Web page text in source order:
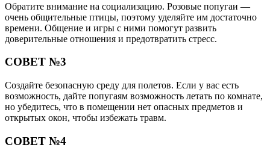
Обратите внимание на социализацию. Розовые попугаи —
очень общительные птицы, поэтому уделяйте им достаточно
времени. Общение и игры с ними помогут развить
доверительные отношения и предотвратить стресс.
СОВЕТ №3
Создайте безопасную среду для полетов. Если у вас есть
возможность, дайте попугаям возможность летать по комнате,
но убедитесь, что в помещении нет опасных предметов и
открытых окон, чтобы избежать травм.
СОВЕТ №4